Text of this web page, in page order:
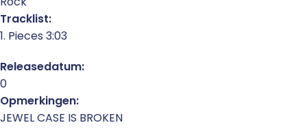
Tracklist:
1. Pieces 3:03
Releasedatum:
0
Opmerkingen:
JEWEL CASE IS BROKEN